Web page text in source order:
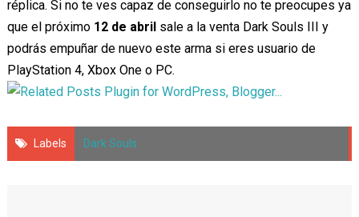
réplica. Si no te ves capaz de conseguirlo no te preocupes ya
que el próximo 12 de abril sale a la venta Dark Souls III y
podrás empuñar de nuevo este arma si eres usuario de
PlayStation 4, Xbox One o PC.
Labels Dark Souls